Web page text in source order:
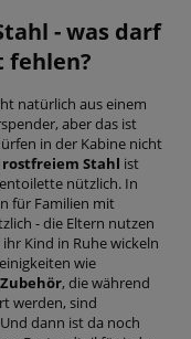
- was darf
fehlen?
natürlich aus einem
aber das ist
in der Kabine nicht
Stahl ist
nützlich. In
für Familien mit
- die Eltern nutzen
Kind in Ruhe wickeln
wie
, die während
werden, sind
dann ist da noch